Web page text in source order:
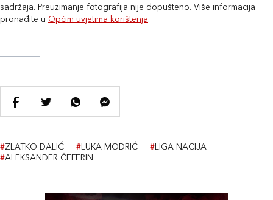
sadržaja. Preuzimanje fotografija nije dopušteno. Više informacija
pronađite u Općim uvjetima korištenja.
#ZLATKO DALIĆ #LUKA MODRIĆ #LIGA NACIJA
#ALEKSANDER ČEFERIN